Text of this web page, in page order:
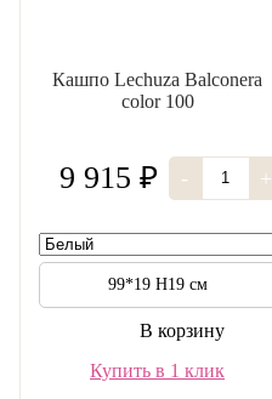
Кашпо Lechuza Balconera
color 100
9 915 ₽ - +
99*19 H19 см
В корзину
Купить в 1 клик